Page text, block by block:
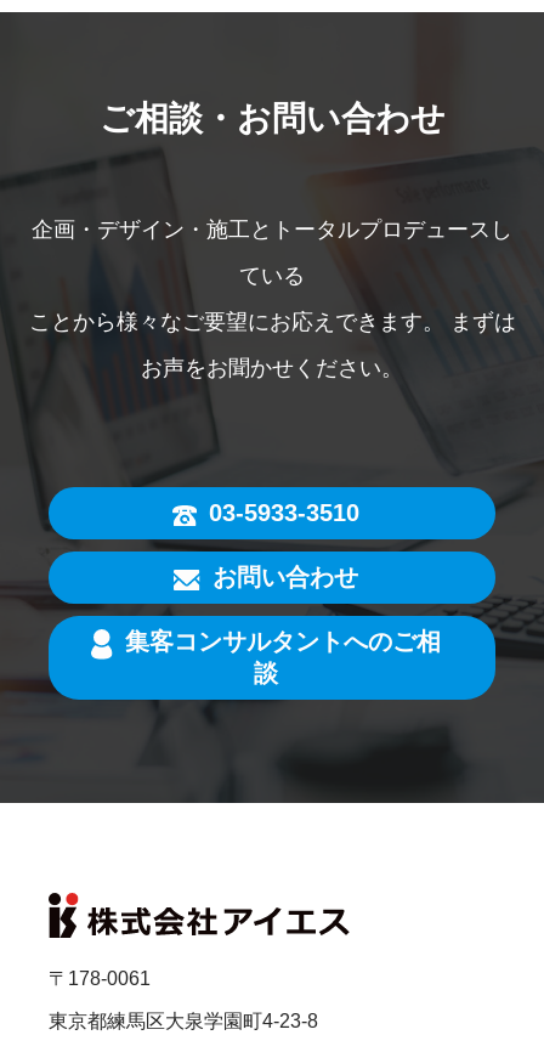
となる情報をご提供いただかない場合は各々のサー
ビスを受けられないことがあります。
個人情報管理責任者 電話：03-5933-3510
午前09時00分～正午、午後13時00分～午後17時30
ご相談・お問い合わせ
企画・デザイン・施工とトータルプロデュースし
ている
ことから様々なご要望にお応えできます。
まずは
お声をお聞かせください。
03-5933-3510
お問い合わせ
集客コンサルタントへのご相
談
〒178-0061
東京都練馬区大泉学園町4-23-8